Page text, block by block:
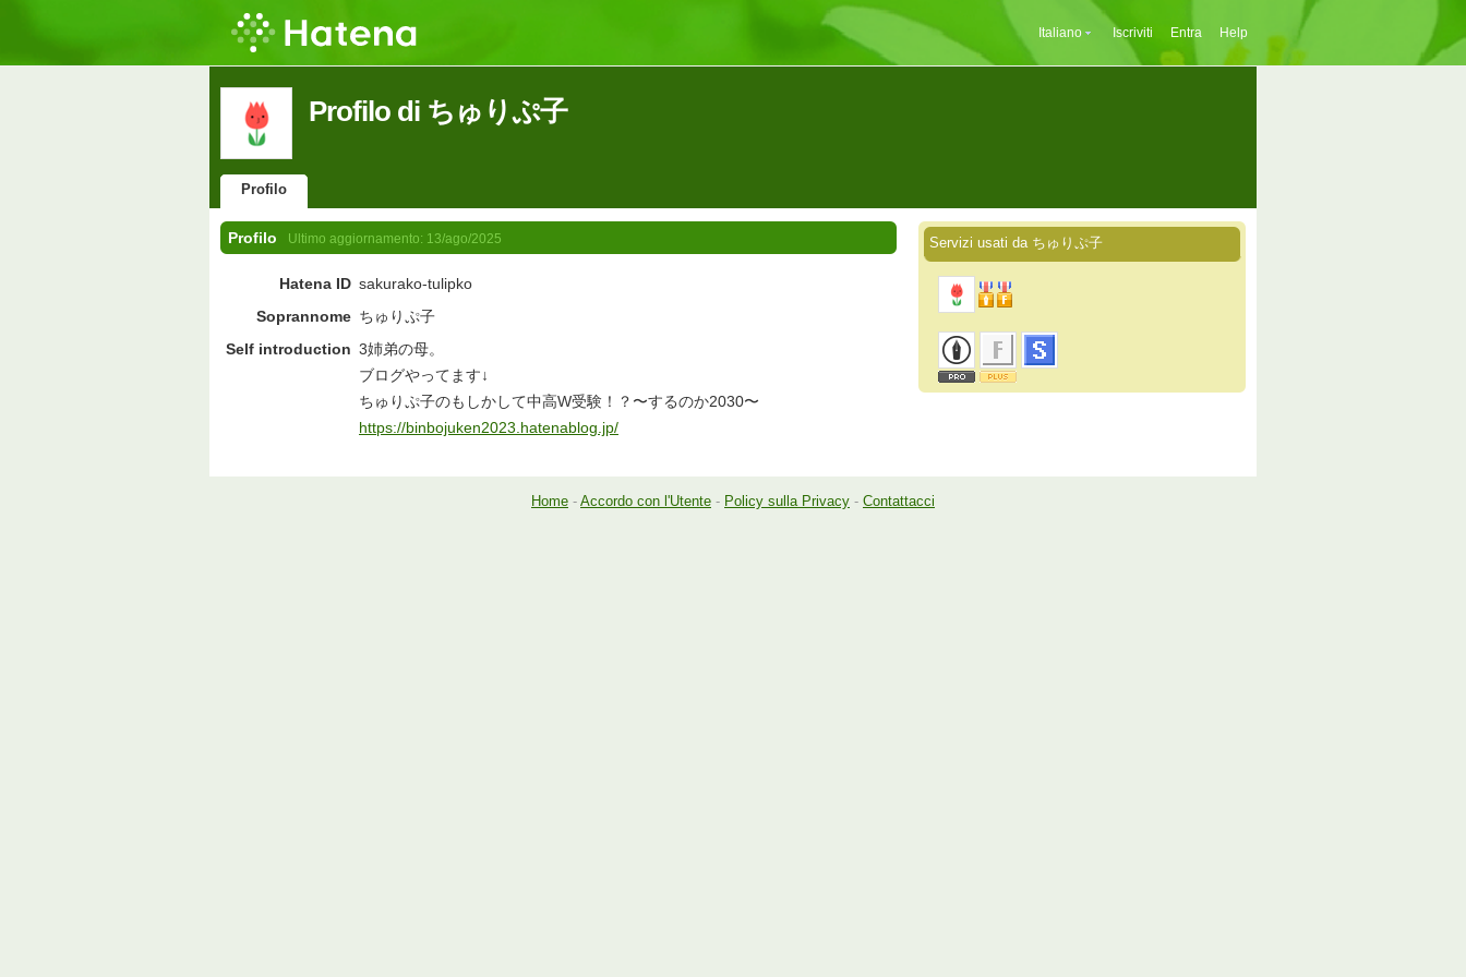
Italiano Iscriviti Entra Help
Profilo di ちゅりぷ子
Profilo
Profilo Ultimo aggiornamento: 13/ago/2025
Hatena ID sakurako-tulipko
Soprannome ちゅりぷ子
Self introduction 3姉弟の母。
ブログやってます↓
ちゅりぷ子のもしかして中高W受験！？〜するのか2030〜
https://binbojuken2023.hatenablog.jp/
Servizi usati da ちゅりぷ子
Home - Accordo con l'Utente - Policy sulla Privacy - Contattacci